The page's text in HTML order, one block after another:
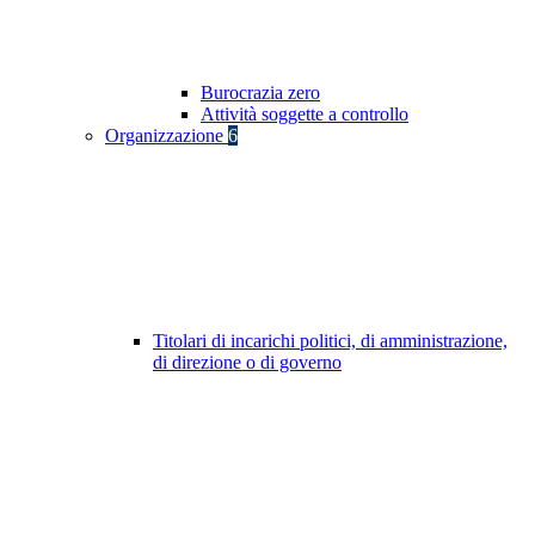
Burocrazia zero
Attività soggette a controllo
Organizzazione 6
Titolari di incarichi politici, di amministrazione,
di direzione o di governo